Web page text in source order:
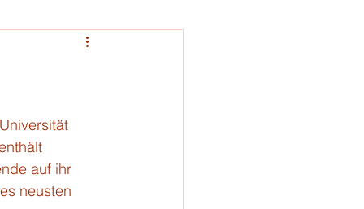
auf ihr
neusten